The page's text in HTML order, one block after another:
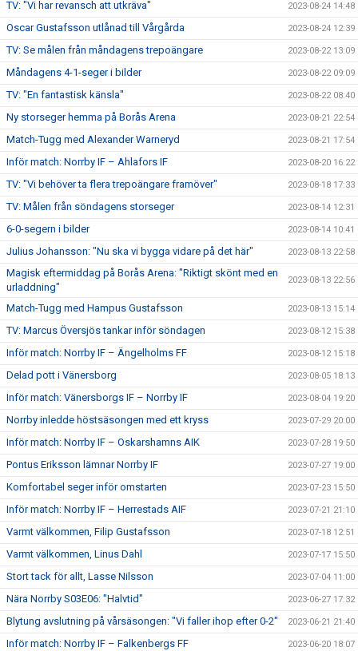
TV: "Vi har revansch att utkräva" 2023-08-24 14:48
Oscar Gustafsson utlånad till Vårgårda 2023-08-24 12:39
TV: Se målen från måndagens trepoängare 2023-08-22 13:09
Måndagens 4-1-seger i bilder 2023-08-22 09:09
TV: "En fantastisk känsla" 2023-08-22 08:40
Ny storseger hemma på Borås Arena 2023-08-21 22:54
Match-Tugg med Alexander Warneryd 2023-08-21 17:54
Inför match: Norrby IF – Ahlafors IF 2023-08-20 16:22
TV: "Vi behöver ta flera trepoängare framöver" 2023-08-18 17:33
TV: Målen från söndagens storseger 2023-08-14 12:31
6-0-segern i bilder 2023-08-14 10:41
Julius Johansson: "Nu ska vi bygga vidare på det här" 2023-08-13 22:58
Magisk eftermiddag på Borås Arena: "Riktigt skönt med en
urladdning"
2023-08-13 22:56
Match-Tugg med Hampus Gustafsson 2023-08-13 15:14
TV: Marcus Översjös tankar inför söndagen 2023-08-12 15:38
Inför match: Norrby IF – Ängelholms FF 2023-08-12 15:18
Delad pott i Vänersborg 2023-08-05 18:13
Inför match: Vänersborgs IF – Norrby IF 2023-08-04 19:20
Norrby inledde höstsäsongen med ett kryss 2023-07-29 20:00
Inför match: Norrby IF – Oskarshamns AIK 2023-07-28 19:50
Pontus Eriksson lämnar Norrby IF 2023-07-27 19:00
Komfortabel seger inför omstarten 2023-07-23 15:50
Inför match: Norrby IF – Herrestads AIF 2023-07-21 21:10
Varmt välkommen, Filip Gustafsson 2023-07-18 12:51
Varmt välkommen, Linus Dahl 2023-07-17 15:50
Stort tack för allt, Lasse Nilsson 2023-07-04 11:00
Nära Norrby S03E06: "Halvtid" 2023-06-27 17:32
Blytung avslutning på vårsäsongen: "Vi faller ihop efter 0-2" 2023-06-21 21:40
Inför match: Norrby IF – Falkenbergs FF 2023-06-20 18:07